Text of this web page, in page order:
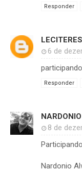
Responder
6 de
participando.
Responder
NARDONIO
8 de
Nardonio